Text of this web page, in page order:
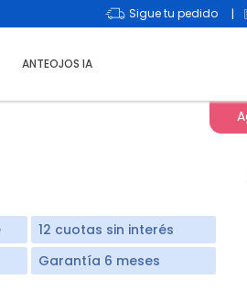
Sigue tu pedido |
ANTEOJOS IA
12 cuotas sin interés
Garantía 6 meses